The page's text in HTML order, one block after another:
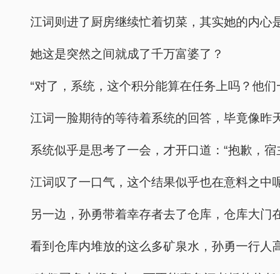
江词则进了厨房继续忙着切菜，其实她的内心
她这是突然之间就成了千万富婆了？
“对了，系统，这个积分能算在任务上吗？他
江词一脸期待的等待着系统的回答，毕竟像昨
系统似乎是思考了一会，才开口道：“抱歉，
江词叹了一口气，这个结果似乎也在意料之中
另一边，孙勇带着幸存者去了仓库，仓库大门
看到仓库内堆放的这么多矿泉水，孙勇一行人